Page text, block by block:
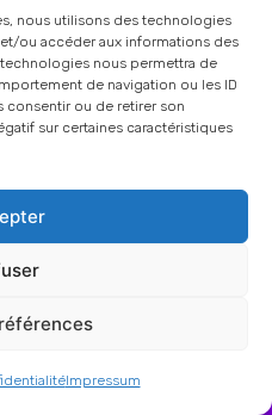
nous utilisons des technologies
ou accéder aux informations des
nous permettra de
de navigation ou les ID
consentir ou de retirer son
sur certaines caractéristiques
Impressum
Business
pour le
vitrines et E-
suite au